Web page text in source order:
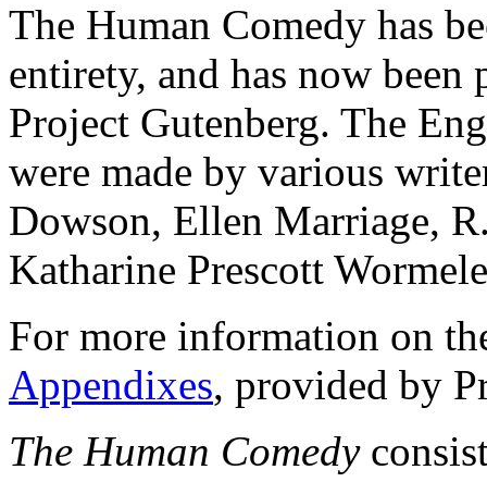
The Human Comedy has
entirety, and has now
Project Gutenberg. The
were made by various
Dowson, Ellen Marriage,
Katharine Prescott
For more information on
Appendixes, provided by
The Human Comedy